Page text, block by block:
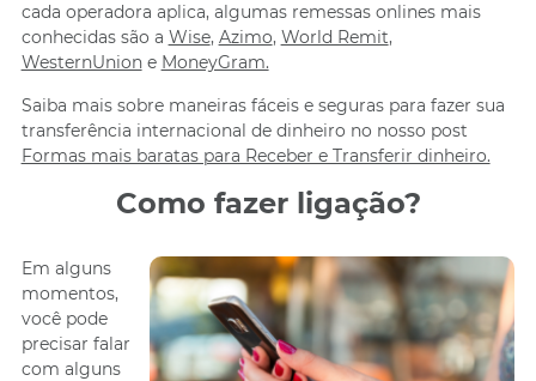
cada operadora aplica, algumas remessas onlines mais
conhecidas são a Wise, Azimo, World Remit,
WesternUnione MoneyGram.
Saiba mais sobre maneiras fáceis e seguras para fazer sua
transferência internacional de dinheiro no nosso post
Formas mais baratas para Receber e Transferir dinheiro.
Como fazer ligação?
Em alguns
momentos,
você pode
precisar falar
com alguns